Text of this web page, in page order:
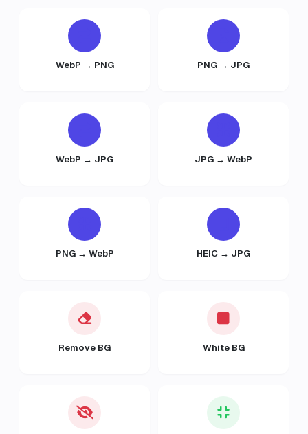
WebP → PNG PNG → JPG
WebP → JPG JPG → WebP
PNG → WebP HEIC → JPG
Remove BG White BG